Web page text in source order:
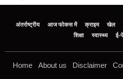
अंतर्राष्ट्रीय आज फोकस में क्राइम खेल
शिक्षा
स्वास्थ्य ई-
Home About us Disclaimer